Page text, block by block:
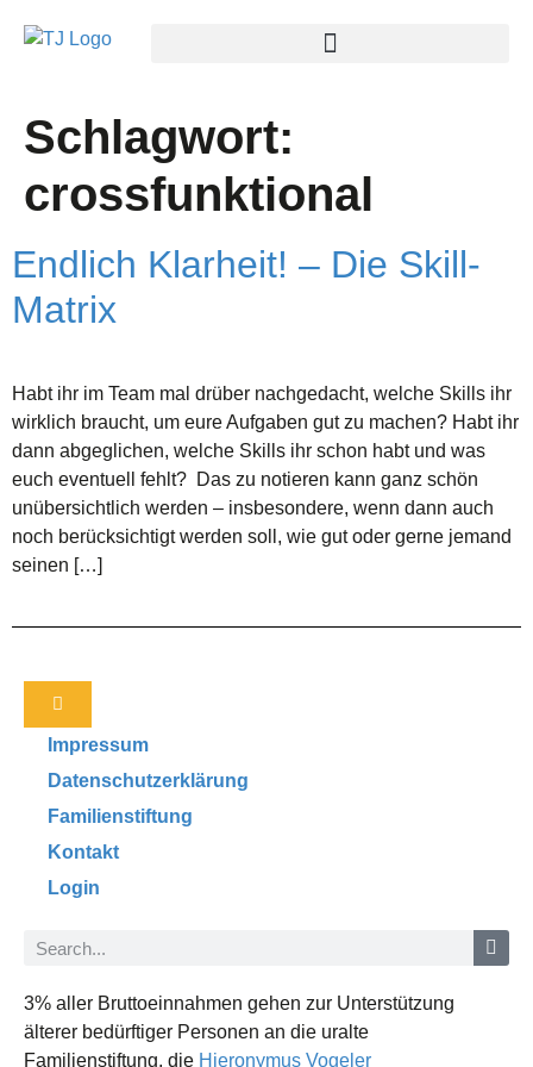
Schlagwort:
crossfunktional
Endlich Klarheit! – Die Skill-
Matrix
Habt ihr im Team mal drüber nachgedacht, welche Skills ihr
wirklich braucht, um eure Aufgaben gut zu machen? Habt ihr
dann abgeglichen, welche Skills ihr schon habt und was
euch eventuell fehlt? Das zu notieren kann ganz schön
unübersichtlich werden – insbesondere, wenn dann auch
noch berücksichtigt werden soll, wie gut oder gerne jemand
seinen […]
Impressum
Datenschutzerklärung
Familienstiftung
Kontakt
Login
3% aller Bruttoeinnahmen gehen zur Unterstützung
älterer bedürftiger Personen an die uralte
Familienstiftung, die Hieronymus Vogeler